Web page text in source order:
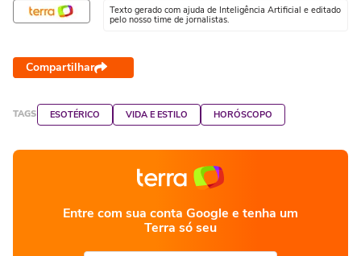
Texto gerado com ajuda de Inteligência Artificial e editado
pelo nosso time de jornalistas.
Compartilhar
TAGS ESOTÉRICO VIDA E ESTILO HORÓSCOPO
Entre com sua conta Google e tenha um
Terra só seu